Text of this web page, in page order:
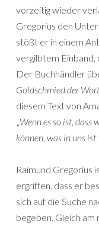
vorzeitig wieder
Gregorius den
stößt er in einem
vergilbtem Einband,
Der Buchhändler
Goldschmied der
diesem Text von
„Wenn es so ist, dass
können, was in uns ist
Raimund Gregorius
ergriffen, dass er
sich auf die Suche
begeben. Gleich